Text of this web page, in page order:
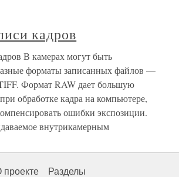
кадров
В камерах могут быть
форматы записанных файлов —
Формат RAW дает большую
обработке кадра на компьютере,
ошибки экспозиции.
внутрикамерным
проекте Разделы